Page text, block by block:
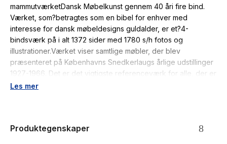
mammutværketDansk Møbelkunst gennem 40 åri fire bind.
Værket, som?betragtes som en bibel for enhver med
interesse for dansk møbeldesigns guldalder, er et?4-
bindsværk på i alt 1372 sider med 1780 s/h fotos og
illustrationer.Værket viser samtlige møbler, der blev
præsenteret på Københavns Snedkerlaugs årlige udstillinger
1927-1966. Det er det vigtigste referenceværk for alle, der er
beskæftiger sig seriøst med danske møbler fra denne
Udstillingerne bidrog væsentligt til dansk møbeldesigns store
Les mer
Produktegenskaper